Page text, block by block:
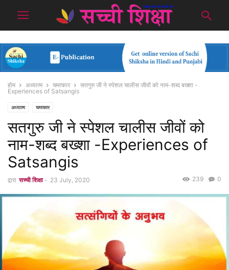
होम अध्यात्म चमत्कार
सतगुरु जी ने स्पेशल चालीस जीवों को नाम-शब्द बख्शा -
Experiences of Satsangis
अध्यात्म चमत्कार
सतगुरु जी ने स्पेशल चालीस जीवों को
नाम-शब्द बख्शा -Experiences of
Satsangis
द्वारा सच्ची शिक्षा - 23 July, 2020 0
239